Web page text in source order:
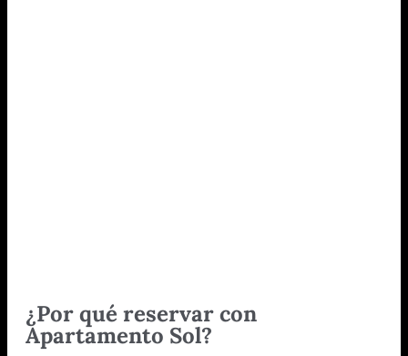
¿Por qué reservar con
Apartamento Sol?